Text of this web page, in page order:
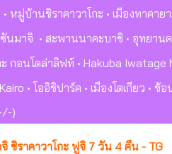
• หมู่บ้านชิราคาวาโกะ • เมืองทาคา
ซันมาจิ • สะพานนาคะบาชิ • อุทยา
ะ กอนโดล่าลิฟท์ • Hakuba
• โออิชิปาร์ค • เมืองโตเกียว • ช้
)
ชิราคาวาโกะ ฟูจิ 7 วัน 4 คืน - TG